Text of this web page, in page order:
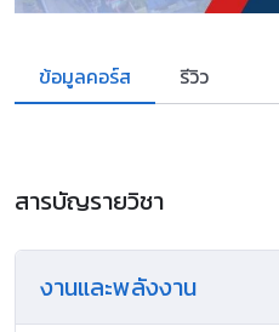
ข้อมูลคอร์ส รีวิว
สารบัญรายวิชา
งานและพลังงาน